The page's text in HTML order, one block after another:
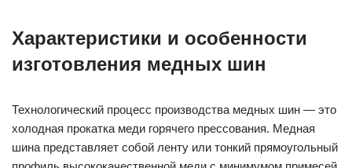
Характеристики и особенности
изготовления медных шин
Технологический процесс производства медных шин — это
холодная прокатка меди горячего прессования. Медная
шина представляет собой ленту или тонкий прямоугольный